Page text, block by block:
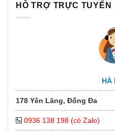
HỖ TRỢ TRỰC TUYẾN
HÀ
178 Yên Lãng, Đống Đa
0936 138 198 (có Zalo)